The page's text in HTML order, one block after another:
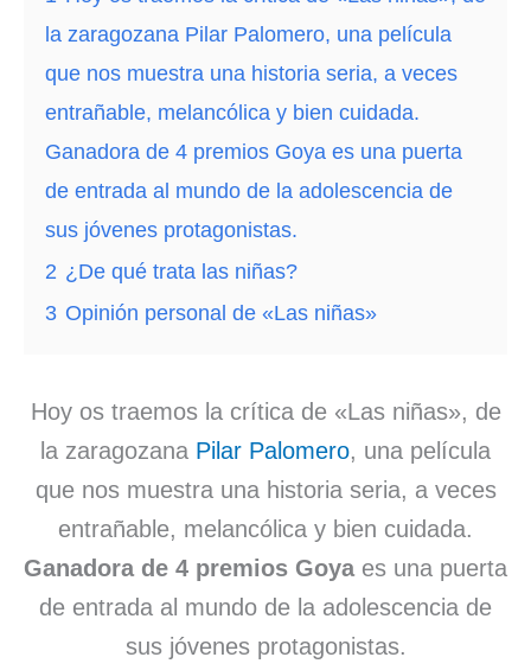
la zaragozana Pilar Palomero, una película
que nos muestra una historia seria, a veces
entrañable, melancólica y bien cuidada.
Ganadora de 4 premios Goya es una puerta
de entrada al mundo de la adolescencia de
sus jóvenes protagonistas.
2 ¿De qué trata las niñas?
3 Opinión personal de «Las niñas»
Hoy os traemos la crítica de «Las niñas», de
la zaragozana Pilar Palomero, una película
que nos muestra una historia seria, a veces
entrañable, melancólica y bien cuidada.
Ganadora de 4 premios Goyaes una puerta
de entrada al mundo de la adolescencia de
sus jóvenes protagonistas.